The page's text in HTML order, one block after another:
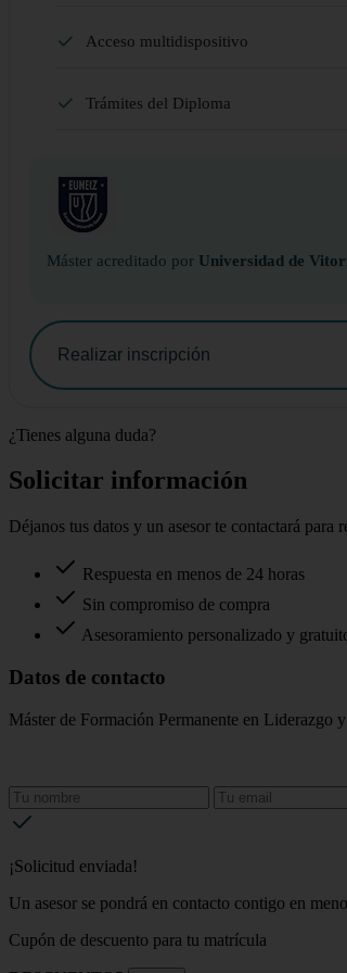
Acceso multidispositivo
Trámites del Diploma
Máster acreditado por Universidad de
Realizar inscripción
¿Tienes alguna duda?
Solicitar información
Déjanos tus datos y un asesor te contactará para
Respuesta en menos de 24 horas
Sin compromiso de compra
Asesoramiento personalizado y
Datos de contacto
Máster de Formación Permanente en Liderazgo
¡Solicitud enviada!
Un asesor se pondrá en contacto contigo en
Cupón de descuento para tu matrícula